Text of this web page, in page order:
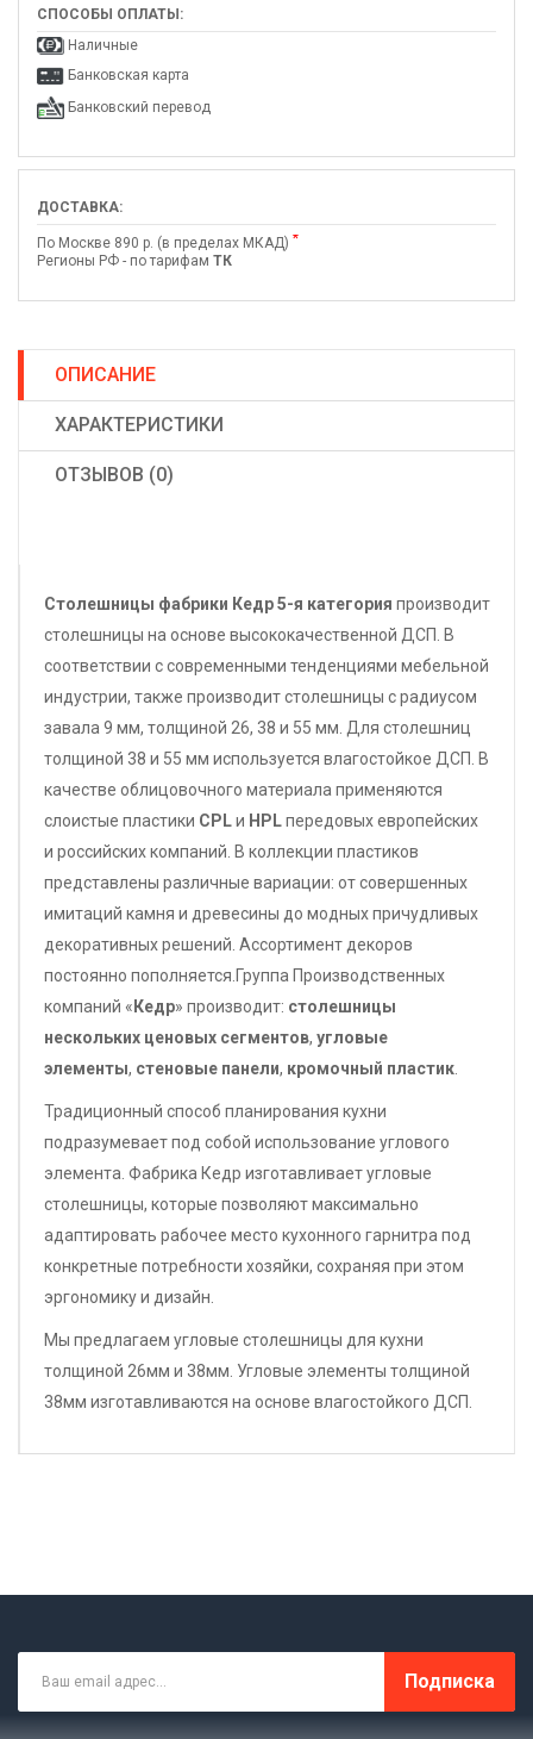
СПОСОБЫ ОПЛАТЫ:
Наличные
Банковская карта
Банковский перевод
ДОСТАВКА:
По Москве 890 р. (в пределах МКАД) *
Регионы РФ - по тарифам ТК
ОПИСАНИЕ
ХАРАКТЕРИСТИКИ
ОТЗЫВОВ (0)
Столешницы фабрики Кедр5-я категория производит
столешницы на основе высококачественной ДСП. В
соответствии с современными тенденциями мебельной
индустрии, также производит столешницы с радиусом
завала 9 мм, толщиной 26, 38 и 55 мм. Для столешниц
толщиной 38 и 55 мм используется влагостойкое ДСП. В
качестве облицовочного материала применяются
слоистые пластики CPLи HPLпередовых европейских
и российских компаний. В коллекции пластиков
представлены различные вариации: от совершенных
имитаций камня и древесины до модных причудливых
декоративных решений. Ассортимент декоров
постоянно пополняется.Группа Производственных
компаний «Кедр» производит: столешницы
нескольких ценовых сегментов, угловые
элементы, стеновые панели, кромочный пластик
Традиционный способ планирования кухни
подразумевает под собой использование углового
элемента. Фабрика Кедр изготавливает угловые
столешницы, которые позволяют максимально
адаптировать рабочее место кухонного гарнитра под
конкретные потребности хозяйки, сохраняя при этом
эргономику и дизайн.
Мы предлагаем угловые столешницы для кухни
толщиной 26мм и 38мм. Угловые элементы толщиной
38мм изготавливаются на основе влагостойкого ДСП.
Подписка